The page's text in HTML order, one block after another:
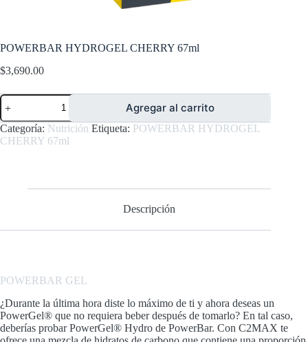
POWERBAR HYDROGEL CHERRY 67ml
$3,690.00
POWERBAR
HYDROGEL
CHERRY
67ml
cantidad
Agregar al carrito
Categoría: Nutrición Etiqueta: POWERBAR HYDROGEL
CHERRY 67ml
Descripción
POWERBAR GEL
¿Durante la última hora diste lo máximo de ti y ahora deseas un
PowerGel® que no requiera beber después de tomarlo? En tal caso,
deberías probar PowerGel® Hydro de PowerBar. Con C2MAX te